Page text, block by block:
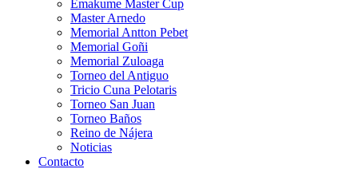
Emakume Master Cup
Master Arnedo
Memorial Antton Pebet
Memorial Goñi
Memorial Zuloaga
Torneo del Antiguo
Tricio Cuna Pelotaris
Torneo San Juan
Torneo Baños
Reino de Nájera
Noticias
Contacto